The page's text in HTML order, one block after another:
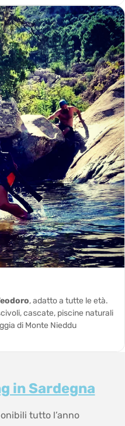
, adatto a tutte le età.
cascate, piscine naturali
di Monte Nieddu
in Sardegna
tutto l’anno